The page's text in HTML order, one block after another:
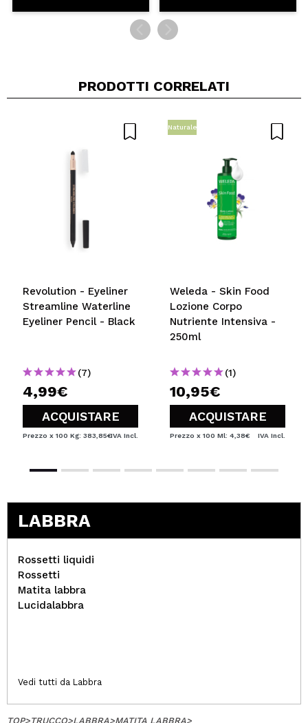
PRODOTTI CORRELATI
Revolution - Eyeliner
Streamline Waterline
Eyeliner Pencil - Black
(7)
4,99€
ACQUISTARE
Prezzo x 100 Kg: 383,85€IVA Incl.
Naturale
Weleda - Skin Food
Lozione Corpo
Nutriente Intensiva -
250ml
(1)
10,95€
ACQUISTARE
Prezzo x 100 Ml: 4,38€ IVA Incl.
LABBRA
Rossetti liquidi
Rossetti
Matita labbra
Lucidalabbra
Vedi tutti da Labbra
TOP>TRUCCO>LABBRA>MATITA LABBRA>